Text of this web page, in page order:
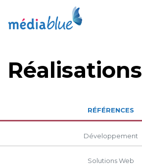
Réalisations
RÉFÉRENCES
Développement
Solutions Web